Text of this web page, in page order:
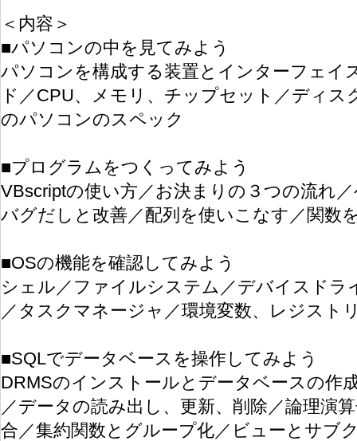
＜内容＞
■パソコンの中を見てみよう
パソコンを構成する装置とインターフェイ
ド／CPU、メモリ、チップセット／ディス
のパソコンのスペック
■プログラムをつくってみよう
VBscriptの使い方／お決まりの３つの流れ
バグだしと改善／配列を使いこなす／関数
■OSの機能を確認してみよう
シェル／ファイルシステム／デバイスドラ
／タスクマネージャ／環境変数、レジスト
■SQLでデータベースを操作してみよう
DRMSのインストールとデータベースの作
／データの読み出し、更新、削除／論理演
合／集約関数とグループ化／ビューとサブ